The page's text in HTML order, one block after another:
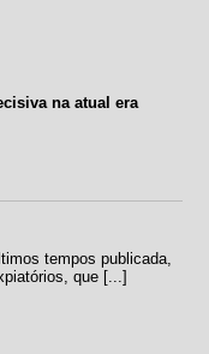
na atual era
tempos publicada,
que [...]